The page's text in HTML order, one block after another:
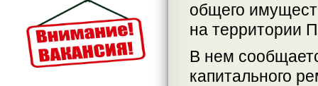
общего
на территории
В нем
капитального